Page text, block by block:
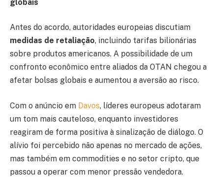
globais
Antes do acordo, autoridades europeias discutiam
medidas de retaliação, incluindo tarifas bilionárias
sobre produtos americanos. A possibilidade de um
confronto econômico entre aliados da OTAN chegou a
afetar bolsas globais e aumentou a aversão ao risco.
Com o anúncio em Davos, líderes europeus adotaram
um tom mais cauteloso, enquanto investidores
reagiram de forma positiva à sinalização de diálogo. O
alívio foi percebido não apenas no mercado de ações,
mas também em commodities e no setor cripto, que
passou a operar com menor pressão vendedora.